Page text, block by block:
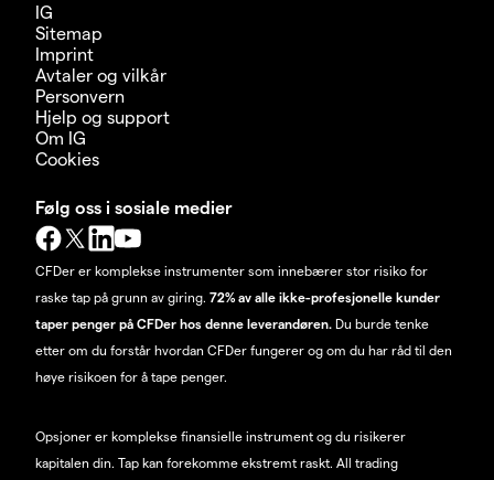
IG
Sitemap
Imprint
Avtaler og vilkår
Personvern
Hjelp og support
Om IG
Cookies
Følg oss i sosiale medier
CFDer er komplekse instrumenter som innebærer stor risiko for
raske tap på grunn av giring. 72% av alle ikke-profesjonelle kunder
taper penger på CFDer hos denne leverandøren. Du burde tenke
etter om du forstår hvordan CFDer fungerer og om du har råd til den
høye risikoen for å tape penger.
Opsjoner er komplekse finansielle instrument og du risikerer
kapitalen din. Tap kan forekomme ekstremt raskt. All trading